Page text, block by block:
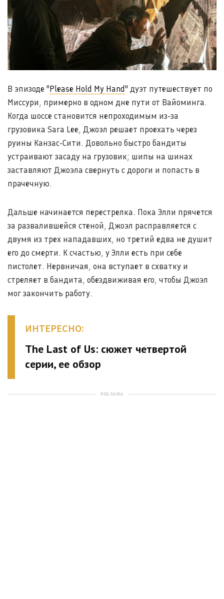
В эпизоде "Please Hold My Hand" дуэт путешествует по
Миссури, примерно в одном дне пути от Вайоминга.
Когда шоссе становится непроходимым из-за
грузовика Sara Lee, Джоэл решает проехать через
руины Канзас-Сити. Довольно быстро бандиты
устраивают засаду на грузовик; шипы на шинах
заставляют Джоэла свернуть с дороги и попасть в
прачечную.
Дальше начинается перестрелка. Пока Элли прячется
за развалившейся стеной, Джоэл расправляется с
двумя из трех нападавших, но третий едва не душит
его до смерти. К счастью, у Элли есть при себе
пистолет. Нервничая, она вступает в схватку и
стреляет в бандита, обездвиживая его, чтобы Джоэл
мог закончить работу.
ИНТЕРЕСНО:
The Last of Us: сюжет четвертой
серии, ее обзор
РЕКЛАМА